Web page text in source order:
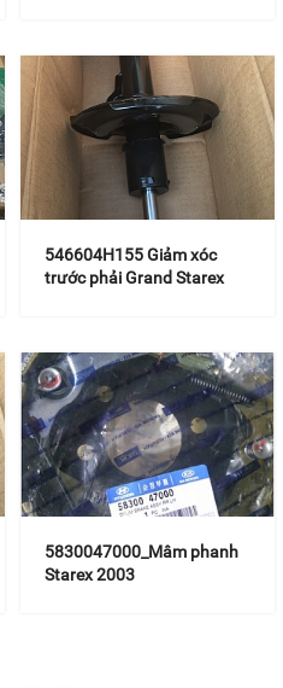
546604H155 Giảm xóc
trước phải Grand Starex
5830047000_Mâm phanh
Starex 2003